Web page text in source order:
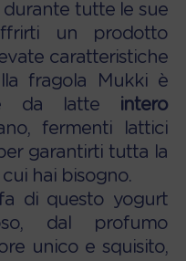
tutte le sue
un prodotto
caratteristiche
fragola Mukki è
da latte intero
fermenti lattici
garantirti tutta la
hai bisogno.
di questo yogurt
dal profumo
unico e squisito,